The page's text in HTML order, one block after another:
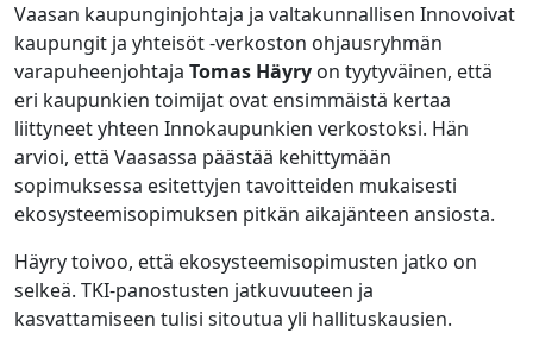
Vaasan kaupunginjohtaja ja valtakunnallisen Innovoivat
kaupungit ja yhteisöt -verkoston ohjausryhmän
varapuheenjohtaja Tomas Häyry on tyytyväinen, että
eri kaupunkien toimijat ovat ensimmäistä kertaa
liittyneet yhteen Innokaupunkien verkostoksi. Hän
arvioi, että Vaasassa päästää kehittymään
sopimuksessa esitettyjen tavoitteiden mukaisesti
ekosysteemisopimuksen pitkän aikajänteen ansiosta.
Häyry toivoo, että ekosysteemisopimusten jatko on
selkeä. TKI-panostusten jatkuvuuteen ja
kasvattamiseen tulisi sitoutua yli hallituskausien.